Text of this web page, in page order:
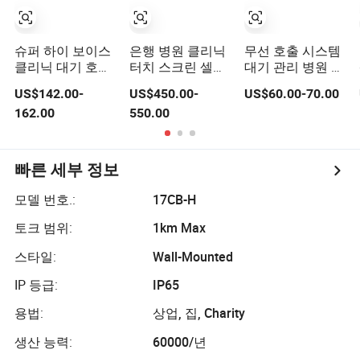
슈퍼 하이 보이스
클리닉 대기 호출
US$142.00-
162.00
은행 병원 클리닉
터치 스크린 셀프
티켓 발급기 키오
스크 대기 관리 호
출 시스템
US$450.00-
550.00
무선 호출 시스템
대기 관리 병원 클
US$60.00-70.00
빠른 세부 정보
모델 번호.:
17CB-H
토크 범위:
1km Max
스타일:
Wall-Mounted
IP 등급:
IP65
용법:
상업, 집, Charity
생산 능력:
60000/년